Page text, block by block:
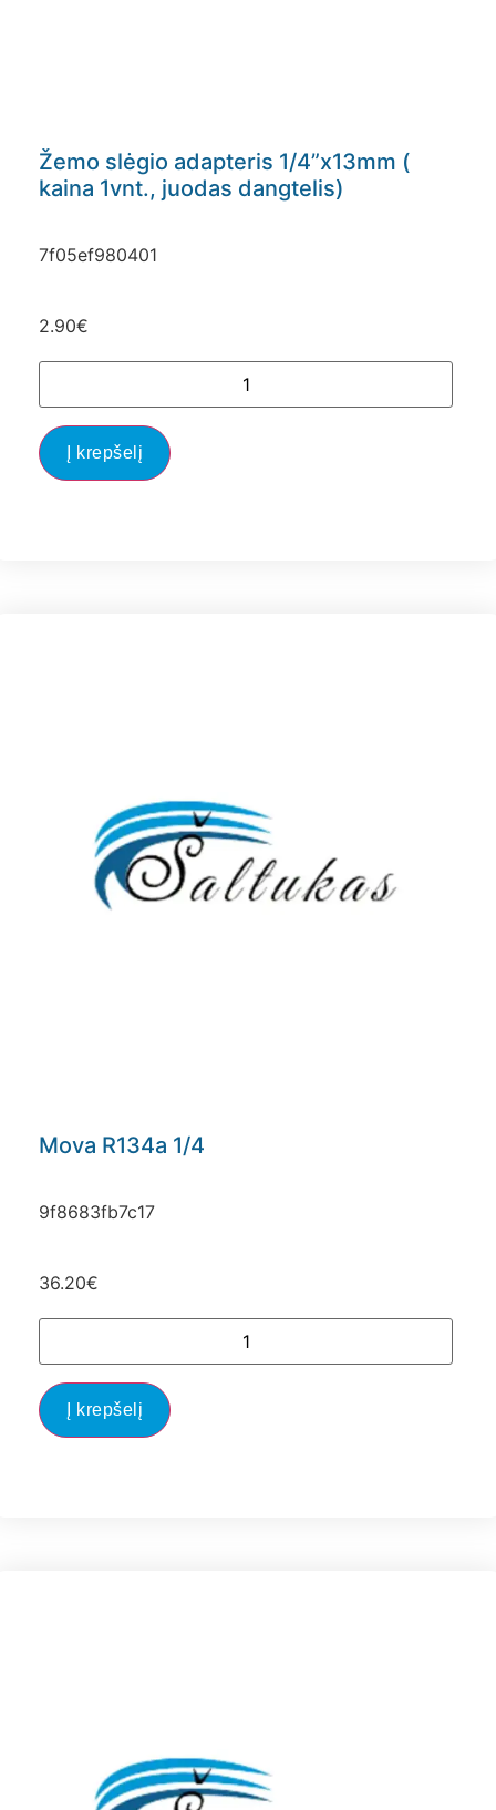
Žemo slėgio adapteris 1/4”x13mm (
kaina 1vnt., juodas dangtelis)
7f05ef980401
2.90€
Į krepšelį
Mova R134a 1/4
9f8683fb7c17
36.20€
Į krepšelį